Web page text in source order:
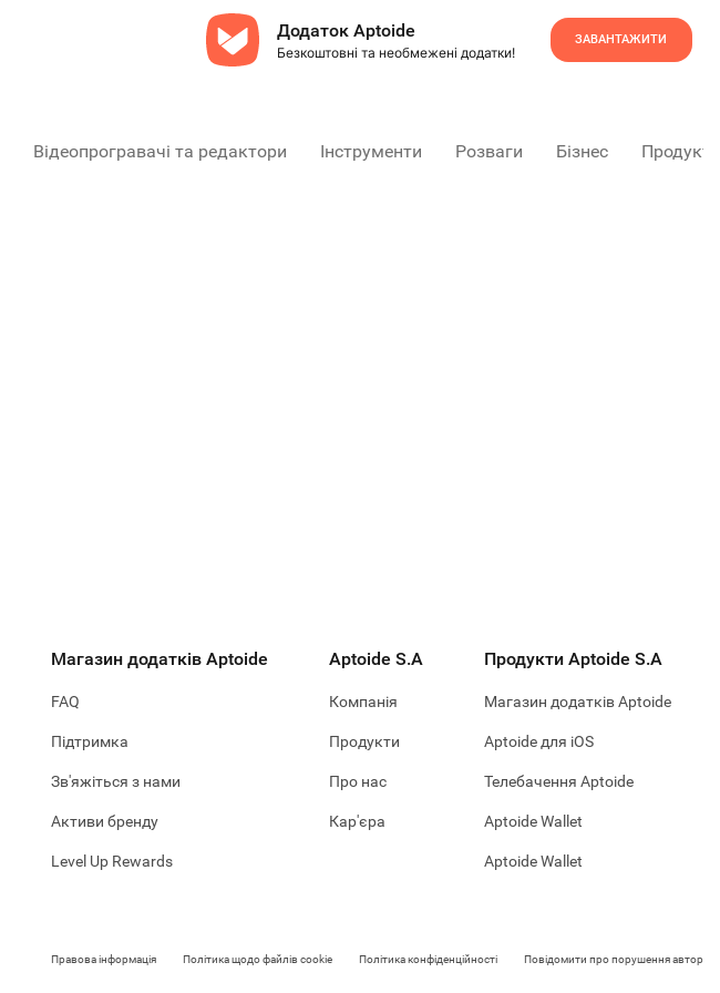
Додаток Aptoide
Безкоштовні та необмежені додатки!
ЗАВАНТАЖИТИ
Відеопрогравачі та редактори Інструменти Розваги Бізнес
Магазин додатків Aptoide
FAQ
Підтримка
Зв'яжіться з нами
Активи бренду
Level Up Rewards
Правова інформація Політика щодо файлів cookie Політика конфіденційності Повідомити про порушення
Aptoide S.A
Компанія
Продукти
Про нас
Кар'єра
Продукти Aptoide S.A
Магазин додатків Aptoide
Aptoide для iOS
Телебачення Aptoide
Aptoide Wallet
Aptoide Wallet